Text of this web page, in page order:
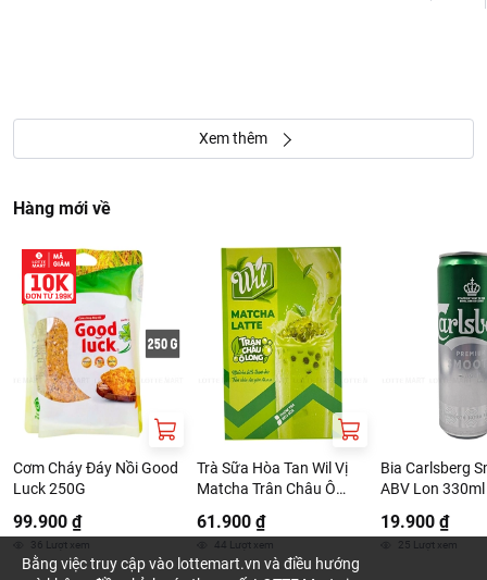
Xem thêm
Hàng mới về
Cơm Cháy Đáy Nồi Good
Luck 250G
99.900 ₫
36 Lượt xem
Trà Sữa Hòa Tan Wil Vị
Matcha Trân Châu Ô
61.900 ₫
44 Lượt xem
Bia Carlsberg
ABV Lon 330ml
19.900 ₫
25 Lượt xem
Bằng việc truy cập vào lottemart.vn và điều hướng